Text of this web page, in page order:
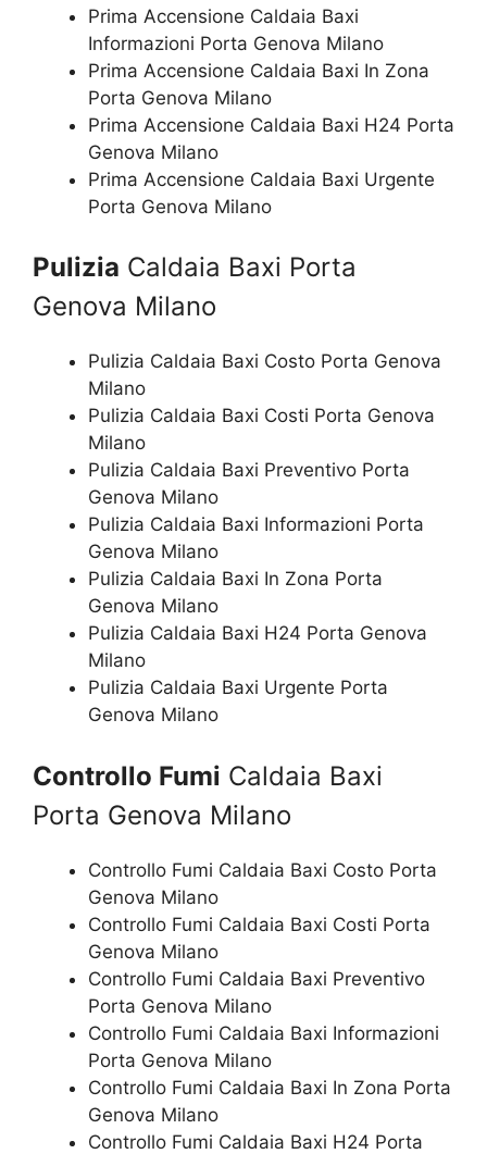
Prima Accensione Caldaia Baxi
Informazioni Porta Genova Milano
Prima Accensione Caldaia Baxi In Zona
Porta Genova Milano
Prima Accensione Caldaia Baxi H24 Porta
Genova Milano
Prima Accensione Caldaia Baxi Urgente
Porta Genova Milano
Pulizia Caldaia Baxi Porta
Genova Milano
Pulizia Caldaia Baxi Costo Porta Genova
Milano
Pulizia Caldaia Baxi Costi Porta Genova
Milano
Pulizia Caldaia Baxi Preventivo Porta
Genova Milano
Pulizia Caldaia Baxi Informazioni Porta
Genova Milano
Pulizia Caldaia Baxi In Zona Porta
Genova Milano
Pulizia Caldaia Baxi H24 Porta Genova
Milano
Pulizia Caldaia Baxi Urgente Porta
Genova Milano
Controllo Fumi Caldaia Baxi
Porta Genova Milano
Controllo Fumi Caldaia Baxi Costo Porta
Genova Milano
Controllo Fumi Caldaia Baxi Costi Porta
Genova Milano
Controllo Fumi Caldaia Baxi Preventivo
Porta Genova Milano
Controllo Fumi Caldaia Baxi Informazioni
Porta Genova Milano
Controllo Fumi Caldaia Baxi In Zona Porta
Genova Milano
Controllo Fumi Caldaia Baxi H24 Porta